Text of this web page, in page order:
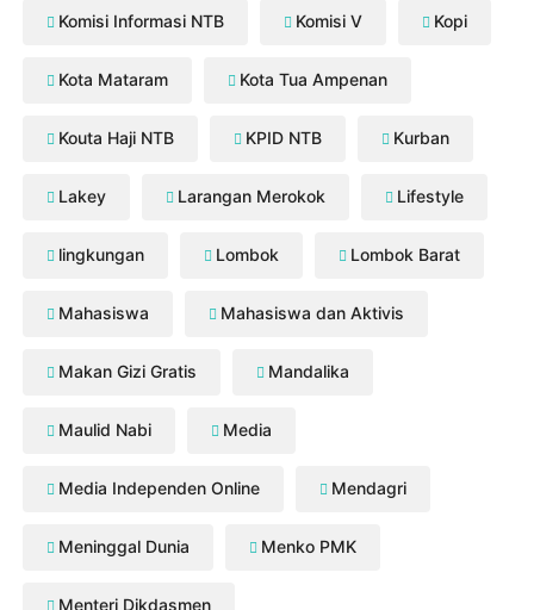
Komisi Informasi NTB Komisi V Kopi
Kota Mataram Kota Tua Ampenan
Kouta Haji NTB KPID NTB Kurban
Lakey Larangan Merokok Lifestyle
lingkungan Lombok Lombok Barat
Mahasiswa Mahasiswa dan Aktivis
Makan Gizi Gratis Mandalika
Maulid Nabi Media
Media Independen Online Mendagri
Meninggal Dunia Menko PMK
Menteri Dikdasmen